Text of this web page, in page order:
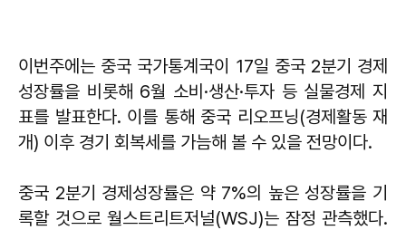
이번주에는 중국 국가통계국이 17일 중국 2분기 경제
성장률을 비롯해 6월 소비·생산·투자 등 실물경제 지
표를 발표한다. 이를 통해 중국 리오프닝(경제활동 재
개) 이후 경기 회복세를 가늠해 볼 수 있을 전망이다.
중국 2분기 경제성장률은 약 7%의 높은 성장률을 기
록할 것으로 월스트리트저널(WSJ)는 잠정 관측했다.